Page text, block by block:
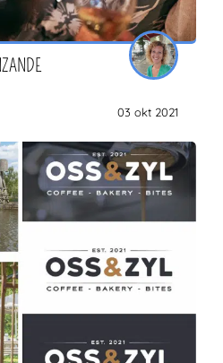
03 okt 2021